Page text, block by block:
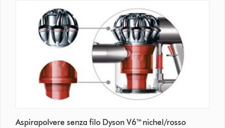
Aspirapolvere senza filo Dyson V6™ nichel/rosso